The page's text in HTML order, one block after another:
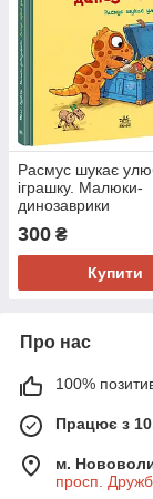
Расмус шукає
іграшку. Малюки-
динозаврики
300 ₴
Купити
Про нас
100%
Працює з
м.
просп.